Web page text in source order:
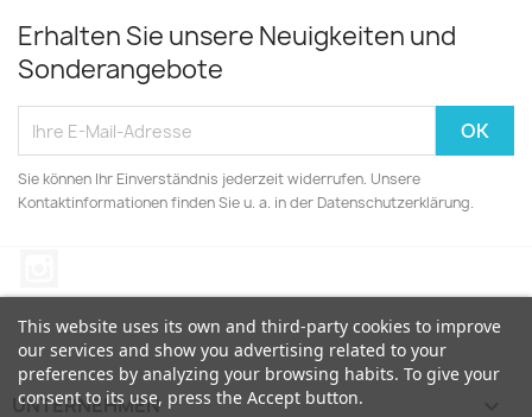
Erhalten Sie unsere Neuigkeiten und
Sonderangebote
Sie können Ihr Einverständnis jederzeit widerrufen. Unsere
Kontaktinformationen finden Sie u. a. in der Datenschutzerklärung.
UNTERNEHMEN
This website uses its own and third-party cookies to improve
our services and show you advertising related to your
preferences by analyzing your browsing habits. To give your
consent to its use, press the Accept button.